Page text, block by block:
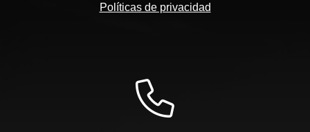
Políticas de privacidad